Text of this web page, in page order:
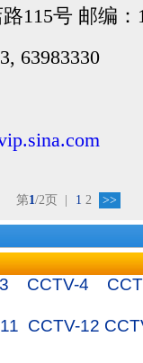
115号 邮编：
63983330
第1/2页 1 2 >>
CCTV-4
CCTV-12